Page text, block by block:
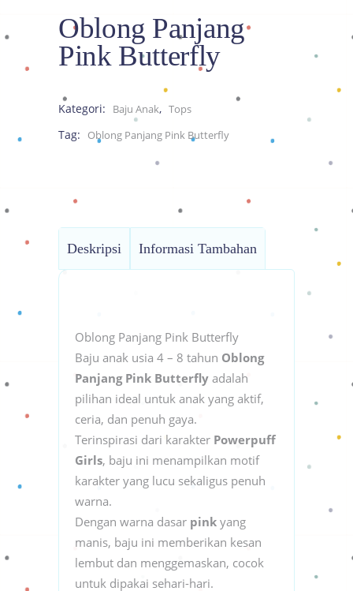
Oblong Panjang
Pink Butterfly
Kategori: Baju Anak, Tops
Tag: Oblong Panjang Pink Butterfly
Deskripsi Informasi Tambahan
Oblong Panjang Pink Butterfly
Baju anak usia 4 – 8 tahun Oblong
Panjang Pink Butterfly adalah
pilihan ideal untuk anak yang aktif,
ceria, dan penuh gaya.
Terinspirasi dari karakter Powerpuff
Girls, baju ini menampilkan motif
karakter yang lucu sekaligus penuh
warna.
Dengan warna dasar pink yang
manis, baju ini memberikan kesan
lembut dan menggemaskan, cocok
untuk dipakai sehari-hari.